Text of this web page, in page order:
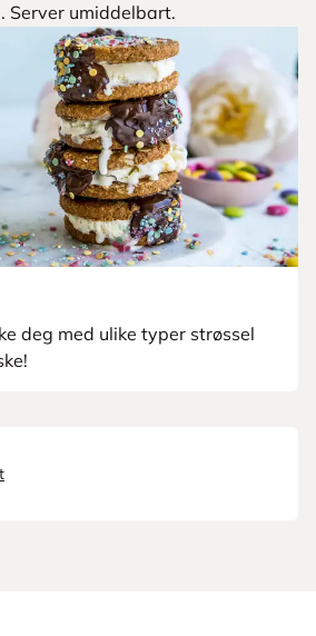
Server umiddelbart.
deg med ulike typer strøssel